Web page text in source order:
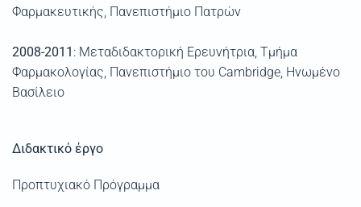
Φαρμακευτικής, Πανεπιστήμιο Πατρών
2008-2011 : Μεταδιδακτορική Ερευνήτρια, Τμήμα
Φαρμακολογίας, Πανεπιστήμιο του Cambridge, Ηνωμένο
Βασίλειο
Διδακτικό έργο
Προπτυχιακό Πρόγραμμα